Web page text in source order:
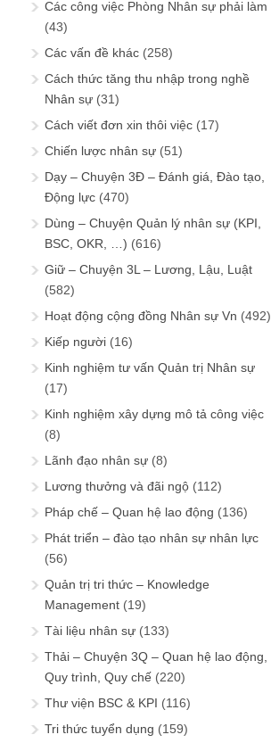
Các công việc Phòng Nhân sự phải làm
(43)
Các vấn đề khác (258)
Cách thức tăng thu nhập trong nghề
Nhân sự (31)
Cách viết đơn xin thôi việc (17)
Chiến lược nhân sự (51)
Dạy – Chuyện 3Đ – Đánh giá, Đào tạo,
Động lực (470)
Dùng – Chuyện Quản lý nhân sự (KPI,
BSC, OKR, …) (616)
Giữ – Chuyện 3L – Lương, Lậu, Luật
(582)
Hoạt động cộng đồng Nhân sự Vn (492)
Kiếp người (16)
Kinh nghiệm tư vấn Quản trị Nhân sự
(17)
Kinh nghiệm xây dựng mô tả công việc
(8)
Lãnh đạo nhân sự (8)
Lương thưởng và đãi ngộ (112)
Pháp chế – Quan hệ lao động (136)
Phát triển – đào tạo nhân sự nhân lực
(56)
Quản trị tri thức – Knowledge
Management (19)
Tài liệu nhân sự (133)
Thải – Chuyện 3Q – Quan hệ lao động,
Quy trình, Quy chế (220)
Thư viện BSC & KPI (116)
Tri thức tuyển dụng (159)